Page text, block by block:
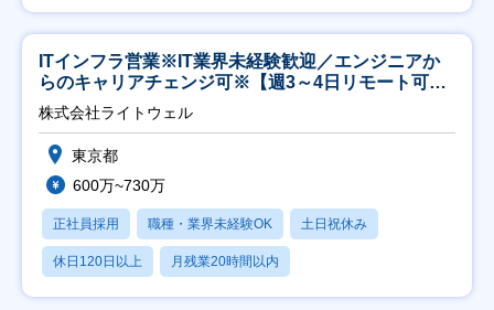
ITインフラ営業※IT業界未経験歓迎／エンジニアか
らのキャリアチェンジ可※【週3～4日リモート可
能】
株式会社ライトウェル
東京都
600万~730万
正社員採用 職種・業界未経験OK 土日祝休み
休日120日以上 月残業20時間以内